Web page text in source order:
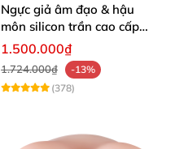
Ngực giả âm đạo & hậu
môn silicon trần cao cấp
mềm mịn - Man
Mastuebator 3kg
1.500.000₫
1.724.000₫
-13%
(378)